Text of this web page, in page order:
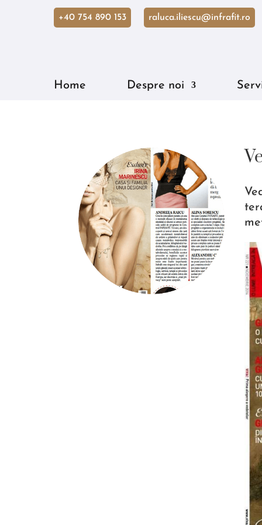
+40 754 890 153 raluca.iliescu@infrafit.ro
Home Despre noi